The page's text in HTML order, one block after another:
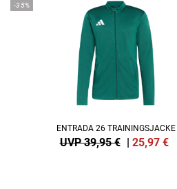
-35%
ENTRADA 26 TRAININGSJACKE
UVP 39,95 € | 25,97 €